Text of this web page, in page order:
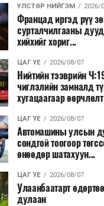
УЛСТӨР НИЙГЭМ 2026/
Францад иргэд рүү
сурталчилгааны
хийхийг хориг...
ЦАГ ҮЕ 2026/08/07
Нийтийн тээврийн
чиглэлийн замналд
хугацаагаар
ЦАГ ҮЕ 2026/08/07
Автомашины улсын
сондгой тоогоор
өнөөдөр шатахуун...
ЦАГ ҮЕ 2026/08/07
Улаанбаатарт
дулаан